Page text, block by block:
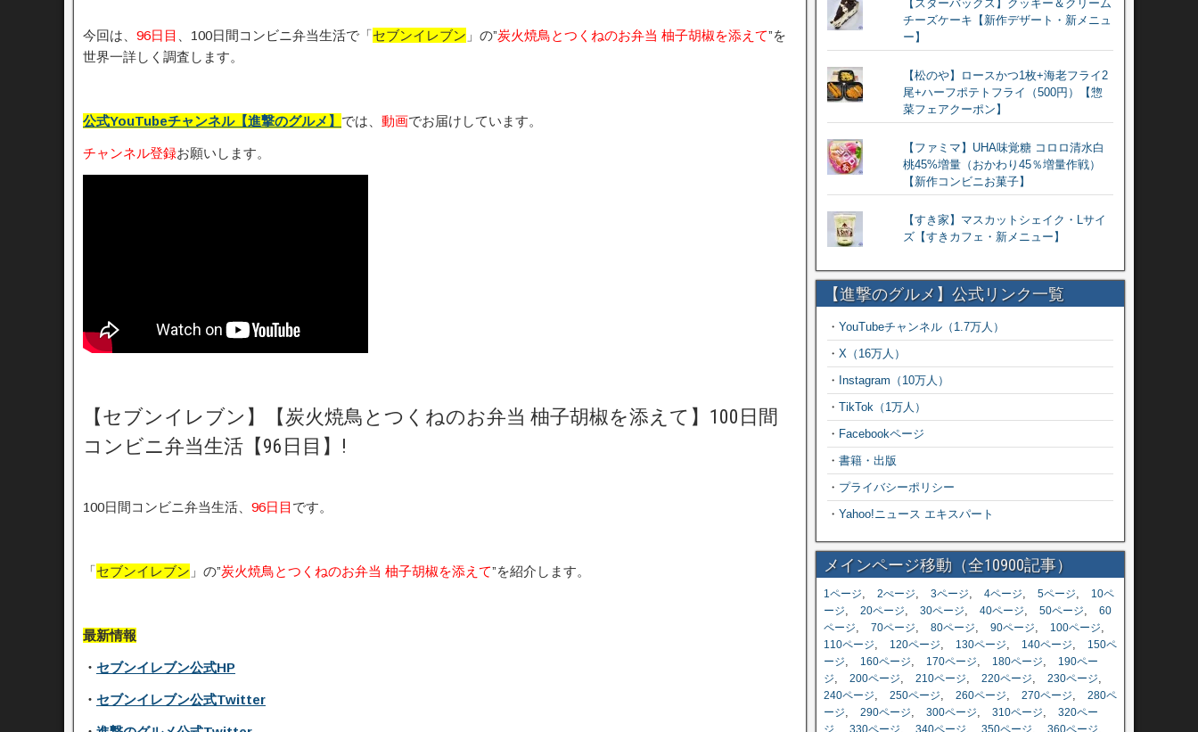
今回は、 96日目 、100日間コンビニ弁当生活で「セブンイレブン 」の”炭火焼鳥とつくねのお弁当 柚子胡椒を添えて”を
世界一詳しく調査します。
公式YouTubeチャンネル【進撃のグルメ】 では、 動画でお届けしています。
チャンネル登録お願いします。
【セブンイレブン】【炭火焼鳥とつくねのお弁当 柚子胡椒を添えて】100日間
コンビニ弁当生活【96日目】!
100日間コンビニ弁当生活、 96日目 です。
「セブンイレブン 」の”炭火焼鳥とつくねのお弁当 柚子胡椒を添えて”を紹介します。
最新情報
・ セブンイレブン公式HP
・ セブンイレブン公式Twitter
【スターバックス】クッキー＆クリーム
チーズケーキ【新作デザート・新メニュ
ー】
【松のや】ロースかつ1枚+海老フライ2
尾+ハーフポテトフライ（500円）【惣
菜フェアクーポン】
【ファミマ】UHA味覚糖 コロロ清水白
桃45%増量（おかわり45％増量作戦）
【新作コンビニお菓子】
【すき家】マスカットシェイク・Lサイ
ズ【すきカフェ・新メニュー】
【進撃のグルメ】公式リンク一覧
・ YouTubeチャンネル（1.7万人）
・ X（16万人）
・ Instagram（10万人）
・ TikTok（1万人）
・ Facebookページ
・ 書籍・出版
・ プライバシーポリシー
・ Yahoo!ニュース エキスパート
メインページ移動（全10900記事）
1ページ, 2ぺージ, 3ページ, 4ページ, 5ページ,
10ペ
ージ, 20ページ, 30ページ, 40ページ, 50ページ, 60
ページ, 70ページ, 80ページ, 90ページ, 100ページ,
110ページ, 120ページ, 130ページ, 140ページ,
150ペ
ージ, 160ページ, 170ページ, 180ページ,
190ペー
ジ, 200ページ, 210ページ, 220ページ, 230ページ,
240ページ, 250ページ, 260ページ, 270ページ, 280ペ
ージ, 290ページ, 300ページ, 310ページ, 320ペー
ジ, 330ページ, 340ページ, 350ページ, 360ページ,